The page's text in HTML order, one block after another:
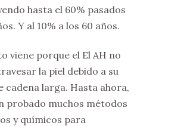
hasta el 60% pasados
Y al 10% a los 60 años.
viene porque el El AH no
la piel debido a su
cadena larga. Hasta ahora,
probado muchos métodos
y químicos para